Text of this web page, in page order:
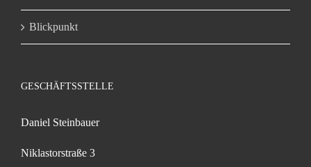
Blickpunkt
GESCHÄFTSSTELLE
Daniel Steinbauer
Niklastorstraße 3